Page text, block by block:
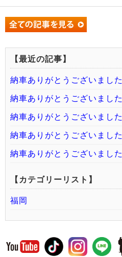
【最近の記事】
納車ありがとうございました
納車ありがとうございました
納車ありがとうございました
納車ありがとうございました
納車ありがとうございました
【カテゴリーリスト】
福岡